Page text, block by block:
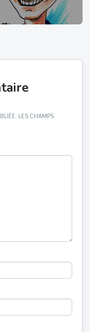
LES CHAMPS